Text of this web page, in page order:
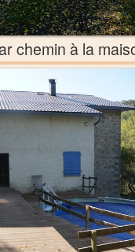
chemin à la